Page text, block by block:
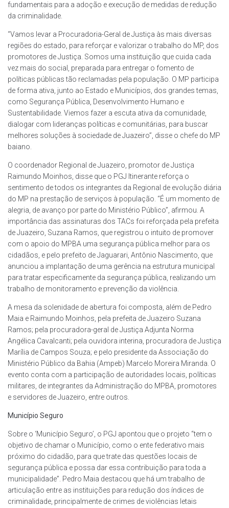
fundamentais para a adoção e execução de medidas de redução
da criminalidade.
“Vamos levar a Procuradoria-Geral de Justiça às mais diversas
regiões do estado, para reforçar e valorizar o trabalho do MP, dos
promotores de Justiça. Somos uma instituição que cuida cada
vez mais do social, preparada para entregar o fomento de
políticas públicas tão reclamadas pela população. O MP participa
de forma ativa, junto ao Estado e Municípios, dos grandes temas,
como Segurança Pública, Desenvolvimento Humano e
Sustentabilidade. Viemos fazer a escuta ativa da comunidade,
dialogar com lideranças políticas e comunitárias, para buscar
melhores soluções à sociedade de Juazeiro”, disse o chefe do MP
baiano.
O coordenador Regional de Juazeiro, promotor de Justiça
Raimundo Moinhos, disse que o PGJ Itinerante reforça o
sentimento de todos os integrantes da Regional de evolução diária
do MP na prestação de serviços à população. “É um momento de
alegria, de avanço por parte do Ministério Público”, afirmou. A
importância das assinaturas dos TACs foi reforçada pela prefeita
de Juazeiro, Suzana Ramos, que registrou o intuito de promover
com o apoio do MPBA uma segurança pública melhor para os
cidadãos, e pelo prefeito de Jaguarari, Antônio Nascimento, que
anunciou a implantação de uma gerência na estrutura municipal
para tratar especificamente da segurança pública, realizando um
trabalho de monitoramento e prevenção da violência.
A mesa da solenidade de abertura foi composta, além de Pedro
Maia e Raimundo Moinhos, pela prefeita de Juazeiro Suzana
Ramos; pela procuradora-geral de Justiça Adjunta Norma
Angélica Cavalcanti; pela ouvidora interina, procuradora de Justiça
Marília de Campos Souza; e pelo presidente da Associação do
Ministério Público da Bahia (Ampeb) Marcelo Moreira Miranda. O
evento conta com a participação de autoridades locais, políticas
militares, de integrantes da Administração do MPBA, promotores
e servidores de Juazeiro, entre outros.
Município Seguro
Sobre o ‘Município Seguro’, o PGJ apontou que o projeto “tem o
objetivo de chamar o Município, como o ente federativo mais
próximo do cidadão, para que trate das questões locais de
segurança pública e possa dar essa contribuição para toda a
municipalidade”. Pedro Maia destacou que há um trabalho de
articulação entre as instituições para redução dos índices de
criminalidade, principalmente de crimes de violências letais